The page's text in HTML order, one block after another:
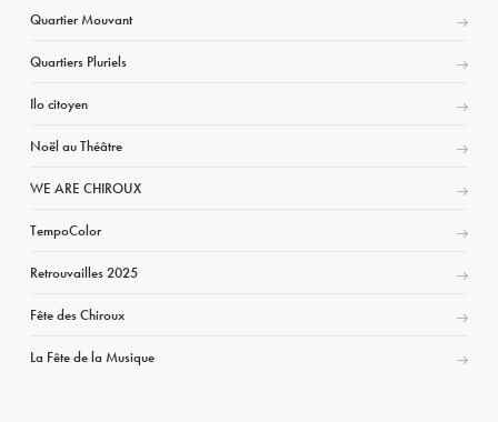
Quartier Mouvant
Quartiers Pluriels
Ilo citoyen
Noël au Théâtre
WE ARE CHIROUX
TempoColor
Retrouvailles 2025
Fête des Chiroux
La Fête de la Musique